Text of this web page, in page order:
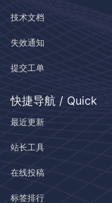
技术文档
失效通知
提交工单
快捷导航 / Quick
最近更新
站长工具
在线投稿
标签排行